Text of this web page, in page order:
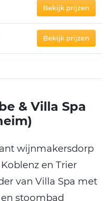
Bekijk prijzen
Bekijk prijzen
& Villa Spa
wijnmakersdorp
en Trier
van Villa Spa met
en stoombad